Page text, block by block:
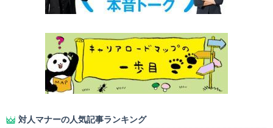
対人マナーの人気記事ランキング